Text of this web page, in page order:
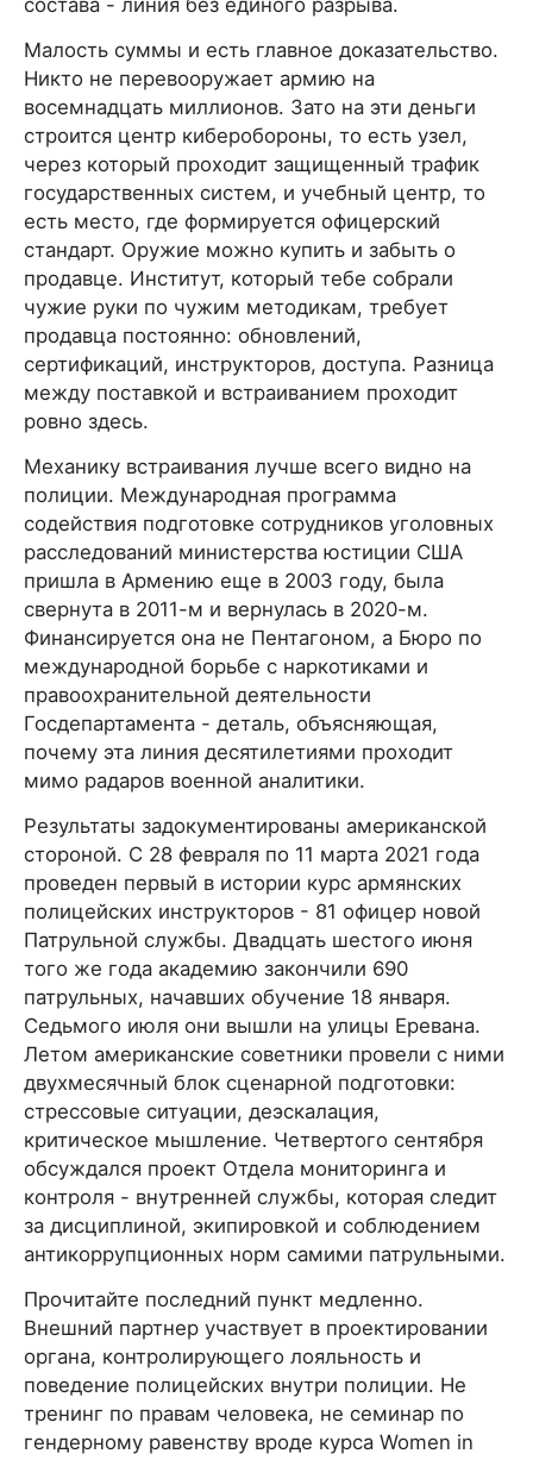
состава - линия без единого разрыва.
Малость суммы и есть главное доказательство.
Никто не перевооружает армию на
восемнадцать миллионов. Зато на эти деньги
строится центр киберобороны, то есть узел,
через который проходит защищенный трафик
государственных систем, и учебный центр, то
есть место, где формируется офицерский
стандарт. Оружие можно купить и забыть о
продавце. Институт, который тебе собрали
чужие руки по чужим методикам, требует
продавца постоянно: обновлений,
сертификаций, инструкторов, доступа. Разница
между поставкой и встраиванием проходит
ровно здесь.
Механику встраивания лучше всего видно на
полиции. Международная программа
содействия подготовке сотрудников уголовных
расследований министерства юстиции США
пришла в Армению еще в 2003 году, была
свернута в 2011-м и вернулась в 2020-м.
Финансируется она не Пентагоном, а Бюро по
международной борьбе с наркотиками и
правоохранительной деятельности
Госдепартамента - деталь, объясняющая,
почему эта линия десятилетиями проходит
мимо радаров военной аналитики.
Результаты задокументированы американской
стороной. С 28 февраля по 11 марта 2021 года
проведен первый в истории курс армянских
полицейских инструкторов - 81 офицер новой
Патрульной службы. Двадцать шестого июня
того же года академию закончили 690
патрульных, начавших обучение 18 января.
Седьмого июля они вышли на улицы Еревана.
Летом американские советники провели с ними
двухмесячный блок сценарной подготовки:
стрессовые ситуации, деэскалация,
критическое мышление. Четвертого сентября
обсуждался проект Отдела мониторинга и
контроля - внутренней службы, которая следит
за дисциплиной, экипировкой и соблюдением
антикоррупционных норм самими патрульными.
Прочитайте последний пункт медленно.
Внешний партнер участвует в проектировании
органа, контролирующего лояльность и
поведение полицейских внутри полиции. Не
тренинг по правам человека, не семинар по
гендерному равенству вроде курса Women in